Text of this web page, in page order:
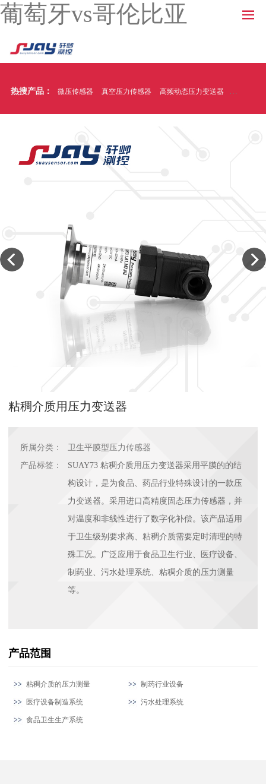
葡萄牙vs哥伦比亚
热搜产品： 微压传感器 真空压力传感器 高频动态压力变送器 温压一体
粘稠介质用压力变送器
所属分类：
卫生平膜型压力传感器
产品标签：
SUAY73 粘稠介质用压力变送器采用平膜的的结
构设计，是为食品、药品行业特殊设计的一款压
力变送器。采用进口高精度固态压力传感器，并
对温度和非线性进行了数字化补偿。该产品适用
于卫生级别要求高、粘稠介质需要定时清理的特
殊工况。广泛应用于食品卫生行业、医疗设备、
制药业、污水处理系统、粘稠介质的压力测量
等。
产品范围
粘稠介质的压力测量 制药行业设备
医疗设备制造系统 污水处理系统
食品卫生生产系统